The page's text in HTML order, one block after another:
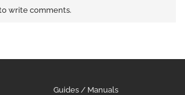
write comments.
Guides / Manuals